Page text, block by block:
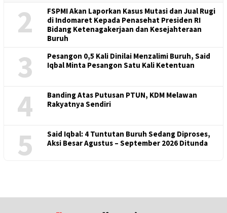
2
FSPMI Akan Laporkan Kasus Mutasi dan Jual Rugi
di Indomaret Kepada Penasehat Presiden RI
Bidang Ketenagakerjaan dan Kesejahteraan
Buruh
3
Pesangon 0,5 Kali Dinilai Menzalimi Buruh, Said
Iqbal Minta Pesangon Satu Kali Ketentuan
4
Banding Atas Putusan PTUN, KDM Melawan
Rakyatnya Sendiri
5
Said Iqbal: 4 Tuntutan Buruh Sedang Diproses,
Aksi Besar Agustus – September 2026 Ditunda